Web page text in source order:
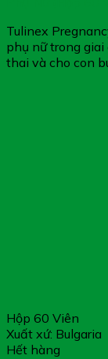
Tulinex
phụ nữ trong
thai và cho con
Hộp 60 Viên
Xuất xứ: Bulgaria
Hết hàng